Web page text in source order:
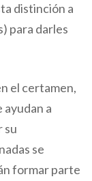
distinción a
para darles
el certamen,
ayudan a
su
se
formar parte